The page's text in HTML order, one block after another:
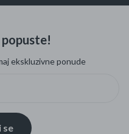
ekskluzivne ponude
se